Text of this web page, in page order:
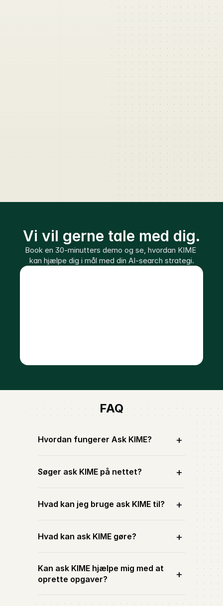
Vi vil gerne tale med dig.
Book en 30-minutters demo og se, hvordan KIME
kan hjælpe dig i mål med din AI-search strategi.
FAQ
Hvordan fungerer Ask KIME? +
Søger ask KIME på nettet? +
Hvad kan jeg bruge ask KIME til? +
Hvad kan ask KIME gøre? +
Kan ask KIME hjælpe mig med at
oprette opgaver?
+